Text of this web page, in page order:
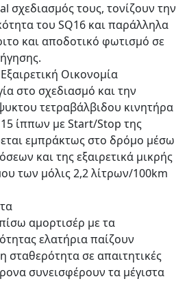
σχεδιασμός τους, τονίζουν την
του SQ16 και παράλληλα
και αποδοτικό φωτισμό σε
Οικονομία
στο σχεδιασμό και την
τετραβάλβιδου κινητήρα
ίππων με Start/Stop της
εμπράκτως στο δρόμο μέσω
και της εξαιρετικά μικρής
των μόλις 2,2 λίτρων/100km
αμορτισέρ με τα
ελατήρια παίζουν
σταθερότητα σε απαιτητικές
συνεισφέρουν τα μέγιστα